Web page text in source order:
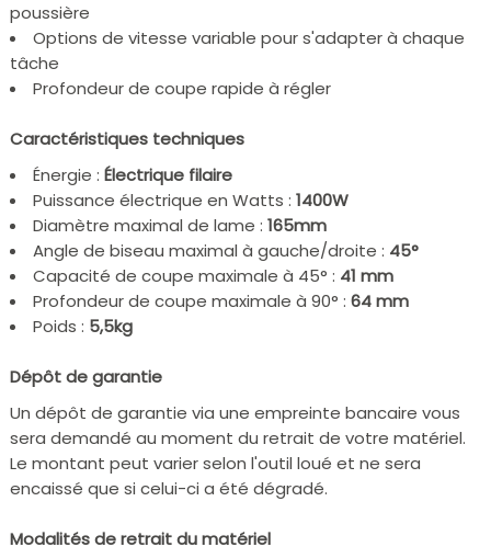
poussière
Options de vitesse variable pour s'adapter à chaque
tâche
Profondeur de coupe rapide à régler
Caractéristiques techniques
Énergie : Électrique filaire
Puissance électrique en Watts : 1400W
Diamètre maximal de lame : 165mm
Angle de biseau maximal à gauche/droite : 45°
Capacité de coupe maximale à 45° : 41 mm
Profondeur de coupe maximale à 90° : 64 mm
Poids : 5,5kg
Dépôt de garantie
Un dépôt de garantie via une empreinte bancaire vous
sera demandé au moment du retrait de votre matériel.
Le montant peut varier selon l'outil loué et ne sera
encaissé que si celui-ci a été dégradé.
Modalités de retrait du matériel